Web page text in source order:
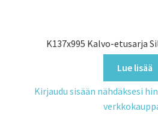
K137x995 Kalvo-etusarja
Lue lisää
Kirjaudu sisään nähdäksesi